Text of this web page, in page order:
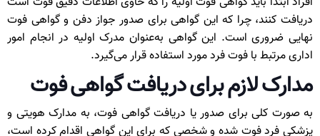
دریافت کنند، چرا که این گواهی برای صدور جواز دفن و گواهی فوت
نهایی ضروری است. این گواهی به‌عنوان مدرک اولیه در انجام امور
اداری مرتبط با فوت فرد مورد استفاده قرار می‌گیرد.
مدارک لازم برای دریافت گواهی فوت
به صورت کلی برای صدور یا دریافت گواهی فوت، به مدارک هویتی و
پزشکی فرد فوت شده و شخصی که برای این گواهی اقدام کرده است،